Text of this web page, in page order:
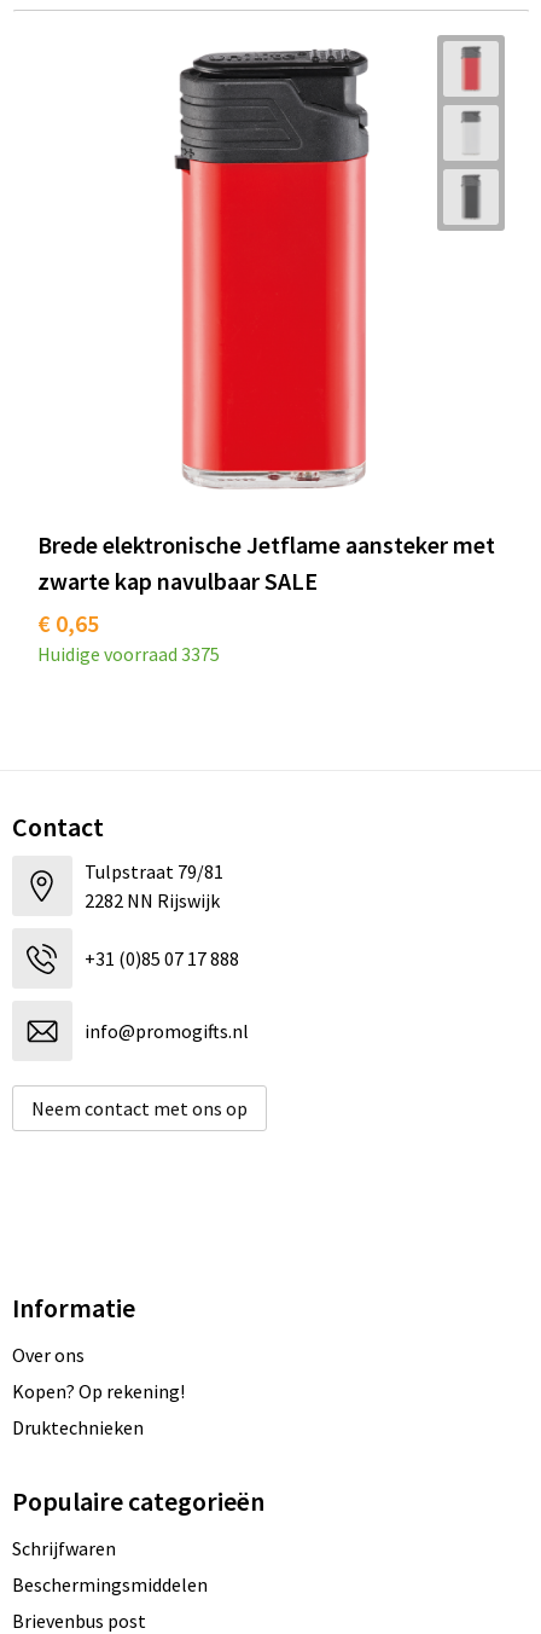
Brede elektronische Jetflame aansteker met
zwarte kap navulbaar SALE
€ 0,65
Huidige voorraad 3375
Contact
Tulpstraat 79/81
2282 NN Rijswijk
+31 (0)85 07 17 888
info@promogifts.nl
Neem contact met ons op
Informatie
Over ons
Kopen? Op rekening!
Druktechnieken
Populaire categorieën
Schrijfwaren
Beschermingsmiddelen
Brievenbus post